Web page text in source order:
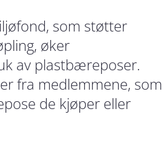
som støtter
øker
av plastbæreposer.
fra medlemmene, som
de kjøper eller